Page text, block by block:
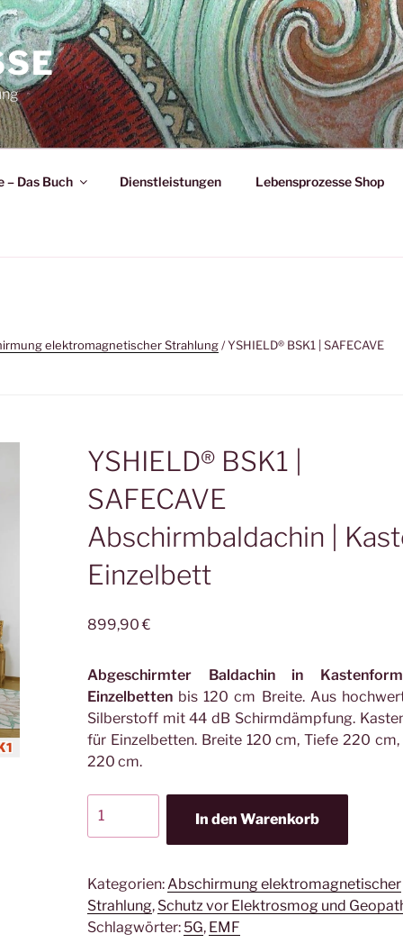
– Das Buch Dienstleistungen Lebensprozesse Shop
elektromagnetischer Strahlung/ YSHIELD® BSK1 | SAFECAVE
YSHIELD® BSK1 |
SAFECAVE
Abschirmbaldachin |
Einzelbett
899,90€
Abgeschirmter Baldachin in
Einzelbettenbis 120 cm Breite. Aus
Silberstoff mit 44 dB Schirmdämpfung.
für Einzelbetten. Breite 120 cm, Tiefe 220 cm,
220 cm.
BSK1
Abschirmbaldachin
|
Kasten
In den Warenkorb
Kategorien: Abschirmung elektromagnetischer
Strahlung, Schutz vor Elektrosmog und
Schlagwörter: 5G, EMF